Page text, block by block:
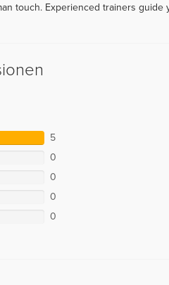
touch. Experienced trainers
5
0
0
0
0